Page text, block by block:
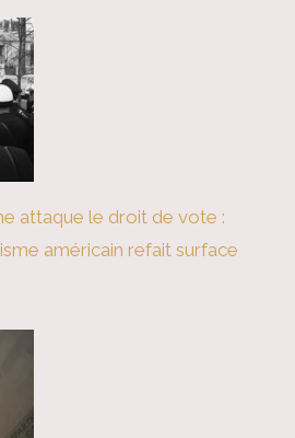
attaque le droit de vote :
américain refait surface